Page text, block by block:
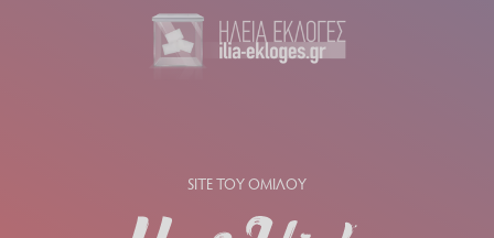
SITE ΤΟΥ ΟΜΙΛΟΥ